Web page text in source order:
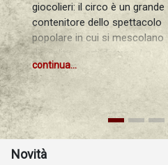
giocolieri: il circo è un grande
contenitore dello spettacolo
popolare in cui si mescolano
discipline e arti diverse. La
trasmissione delle tecniche,
l’esercizio della professione,
l’esito presso il pubblico e la
critica si sono combinati in
modo vario a seconda delle
epoche storiche e delle aree
geografiche di riferimento.
continua...
Novità